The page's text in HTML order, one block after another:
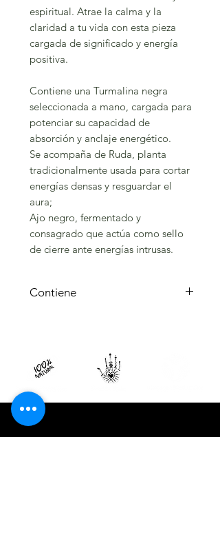
espiritual. Atrae la calma y la
claridad a tu vida con esta pieza
cargada de significado y energía
positiva.
Contiene una Turmalina negra
seleccionada a mano, cargada para
potenciar su capacidad de
absorción y anclaje energético.
Se acompaña de Ruda, planta
tradicionalmente usada para cortar
energías densas y resguardar el
aura;
Ajo negro, fermentado y
consagrado que actúa como sello
de cierre ante energías intrusas.
Contiene